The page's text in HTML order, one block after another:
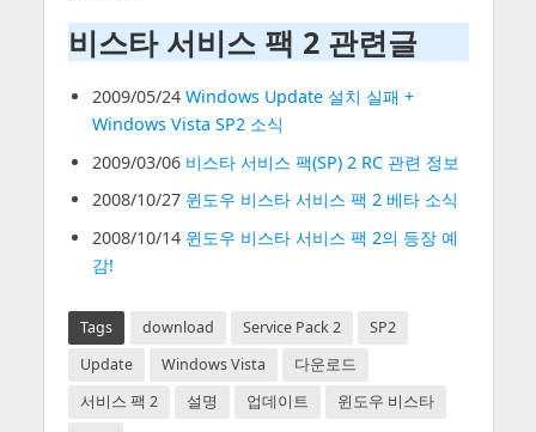
비스타 서비스 팩 2 관련글
2009/05/24 Windows Update 설치 실패 +
Windows Vista SP2 소식
2009/03/06 비스타 서비스 팩(SP) 2 RC 관련 정보
2008/10/27 윈도우 비스타 서비스 팩 2 베타 소식
2008/10/14 윈도우 비스타 서비스 팩 2의 등장 예
감!
Tags download Service Pack 2
SP2
Update
Windows Vista
다운로드
서비스 팩 2
설명 업데이트
윈도우 비스타